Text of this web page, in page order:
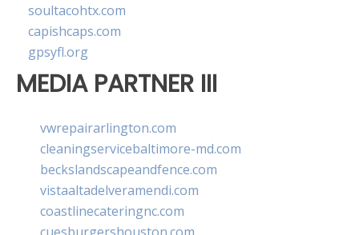
soultacohtx.com
capishcaps.com
gpsyfl.org
MEDIA PARTNER III
vwrepairarlington.com
cleaningservicebaltimore-md.com
beckslandscapeandfence.com
vistaaltadelveramendi.com
coastlinecateringnc.com